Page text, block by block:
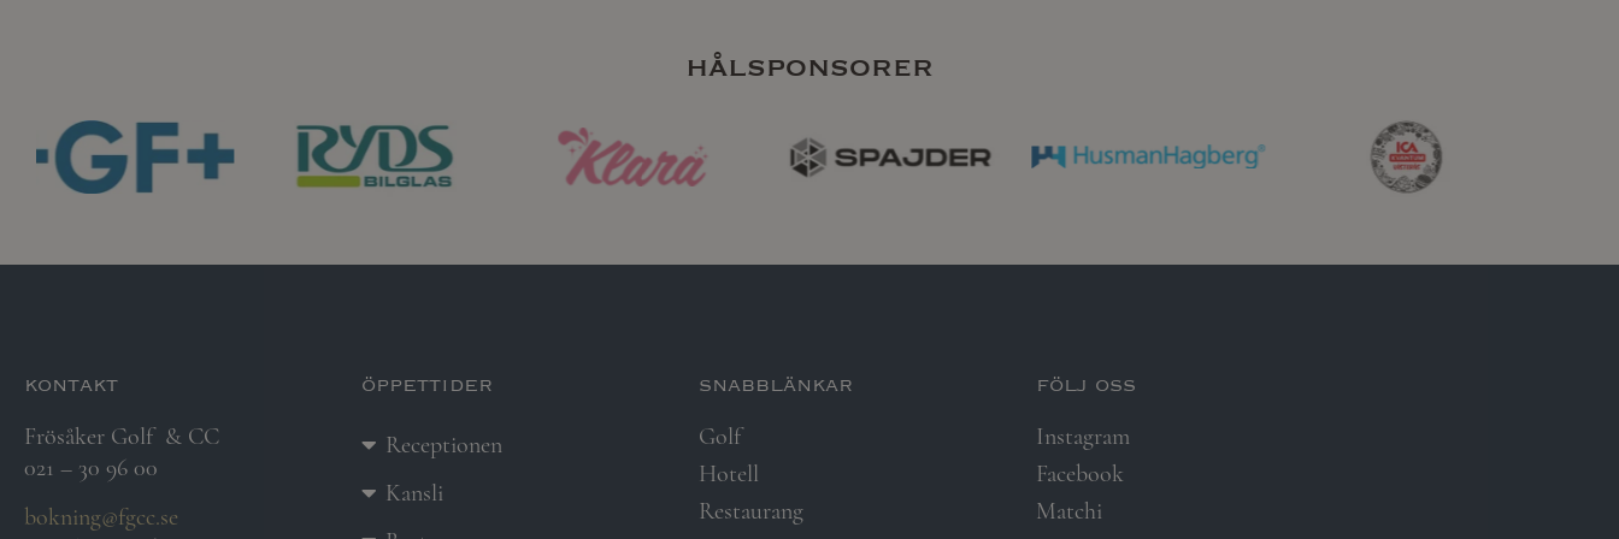
hålsponsorer
kontakt
Frösåker Golf & CC
021 – 30 96 00
bokning@fgcc.se
öppettider
Receptionen
Kansli
snabblänkar​
Golf
Hotell
Restaurang
följ oss
Instagram
Facebook
Matchi